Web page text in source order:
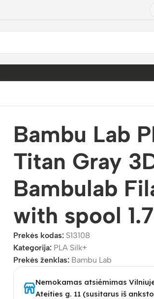
Bambu Lab
Titan Gray
Bambulab
with spool
Prekės kodas: S13108
Kategorija: PLA Silk+
Prekės ženklas: Bambu Lab
Nemokamas atsiėmimas
Ateities g. 11 (susitarus iš